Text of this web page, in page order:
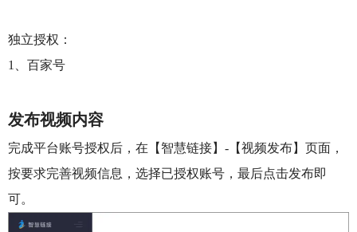
独立授权：
1、百家号
发布视频内容
完成平台账号授权后，在【智慧链接】-【视频发布】页面，
按要求完善视频信息，选择已授权账号，最后点击发布即
可。